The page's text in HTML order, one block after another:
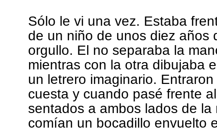
Sólo le vi una vez. Estaba
de un niño de unos diez años
orgullo. El no separaba la
mientras con la otra dibujaba
un letrero imaginario.
cuesta y cuando pasé frente
sentados a ambos lados de
comían un bocadillo envuelto